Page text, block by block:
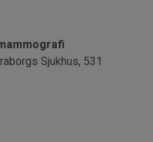
Sjukhus, 531